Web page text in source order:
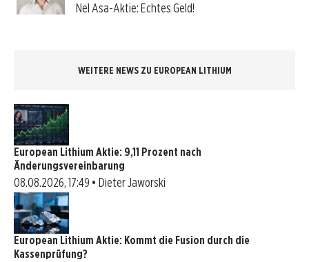
Nel Asa-Aktie: Echtes Geld!
WEITERE NEWS ZU EUROPEAN LITHIUM
European Lithium Aktie: 9,11 Prozent nach
Änderungsvereinbarung
08.08.2026, 17:49 • Dieter Jaworski
European Lithium Aktie: Kommt die Fusion durch die
Kassenprüfung?